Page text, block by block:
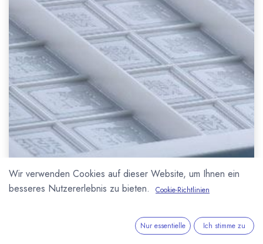
Hans
Wir verwenden Cookies auf dieser Website, um Ihnen ein
besseres Nutzererlebnis zu bieten.
Cookie-Richtlinien
Nur essentielle Ich stimme zu